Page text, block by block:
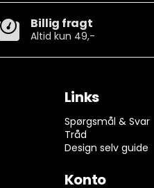
Billig fragt
Altid kun 49,-
Links
Spørgsmål & Svar
Tråd
Design selv guide
Konto